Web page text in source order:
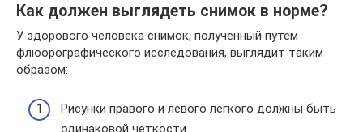
Как должен выглядеть снимок в норме?
У здорового человека снимок, полученный путем
флюорографического исследования, выглядит таким
образом:
Рисунки правого и левого легкого должны быть
одинаковой четкости.